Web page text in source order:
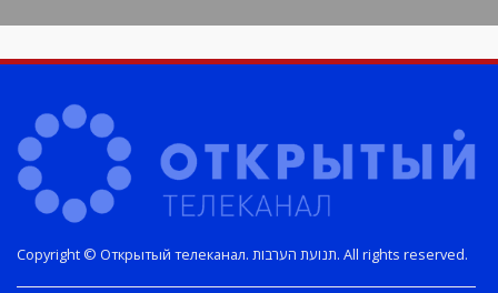
Copyright © Открытый телеканал. תנועת הערבות. All rights reserved.